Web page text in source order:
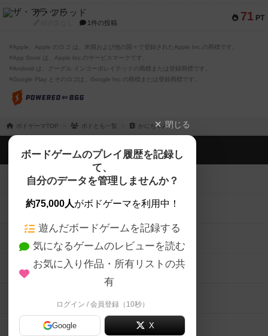
71 PT
ザ・フラッド
1件の投稿
※Apple、Apple のロゴ は、米国および他の国々で登録されたApple Inc.の商標です。
※App Store は、Apple Inc.のサービスマークです。
※Android は、グーグル インコーポレイテッドの商標または登録商標です。
※Google Play とそのロゴは、Google Inc.の商標または登録商標です。
ボドゲーマTOP ボドとも一覧 かにちゃん！閉じる
ボードゲームのプレイ履歴を記録し
て、
自分のデータを管理しませんか？
約75,000人がボドゲーマを利用中！
遊んだボードゲームを記録する
気になるゲームのレビューを読む
お気に入り作品・所有リストの共
有
ログイン / 会員登録（10秒）
Google X
ボドゲーマTOP
ボードゲームを検索する
ボードゲームの新着レビュー
ボードゲーム会情報
メカニクス特集
掲示板・トピックス
ボドとも・会員一覧